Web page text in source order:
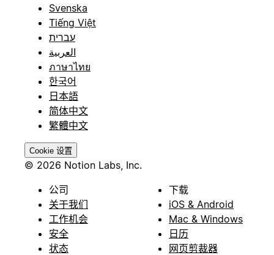
Svenska
Tiếng Việt
עברית
العربية
ภาษาไทย
한국어
日本語
简体中文
繁體中文
Cookie 设置
© 2026 Notion Labs, Inc.
公司
关于我们
工作机会
安全
状态
下载
iOS & Android
Mac & Windows
日历
网页剪裁器